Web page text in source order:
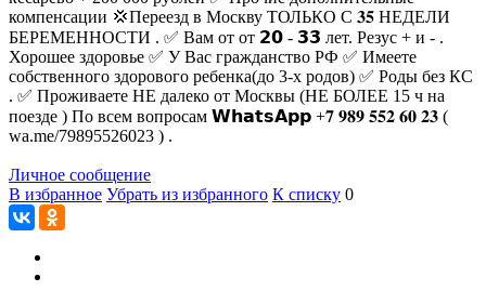
компенсации 💢Переезд в Москву ТОЛЬКО С 𝟑𝟓 НЕДЕЛИ
БЕРЕМЕННОСТИ . ✅ Вам от от 𝟮𝟬 - 𝟯𝟯 лет. Резус + и - .
Хорошее здоровье ✅ У Вас гражданство РФ ✅ Имеете
собственного здорового ребенка(до 3-х родов) ✅ Роды без КС
. ✅ Проживаете НЕ далеко от Москвы (НЕ БОЛЕЕ 15 ч на
поезде ) По всем вопросам 𝗪𝗵𝗮𝘁𝘀𝗔𝗽𝗽 +𝟕 𝟗𝟖𝟗 𝟓𝟓𝟐 𝟔𝟎 𝟐𝟑 (
wa.me/79895526023 ) .
Личное сообщение
В избранное Убрать из избранного К списку 0